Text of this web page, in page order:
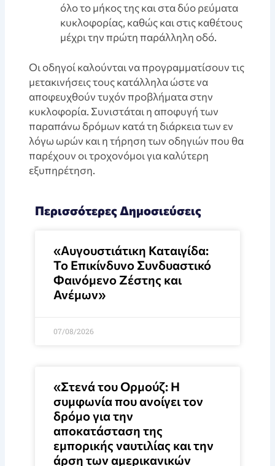
όλο το μήκος της και στα δύο ρεύματα
κυκλοφορίας, καθώς και στις καθέτους
μέχρι την πρώτη παράλληλη οδό.
Οι οδηγοί καλούνται να προγραμματίσουν τις
μετακινήσεις τους κατάλληλα ώστε να
αποφευχθούν τυχόν προβλήματα στην
κυκλοφορία. Συνιστάται η αποφυγή των
παραπάνω δρόμων κατά τη διάρκεια των εν
λόγω ωρών και η τήρηση των οδηγιών που θα
παρέχουν οι τροχονόμοι για καλύτερη
εξυπηρέτηση.
Περισσότερες Δημοσιεύσεις
«Αυγουστιάτικη Καταιγίδα:
Το Επικίνδυνο Συνδυαστικό
Φαινόμενο Ζέστης και
Ανέμων»
07/08/2026
«Στενά του Ορμούζ: Η
συμφωνία που ανοίγει τον
δρόμο για την
αποκατάσταση της
εμπορικής ναυτιλίας και την
άρση των αμερικανικών